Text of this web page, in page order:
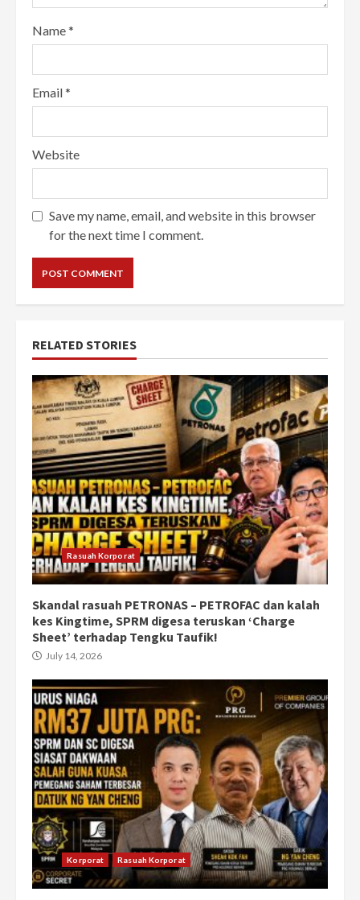
Name*
Email*
Website
Save my name, email, and website in this browser
for the next time I comment.
RELATED STORIES
Rasuah Korporat
Skandal rasuah PETRONAS – PETROFAC dan kalah
kes Kingtime, SPRM digesa teruskan ‘Charge
Sheet’ terhadap Tengku Taufik!
July 14, 2026
Korporat Rasuah Korporat